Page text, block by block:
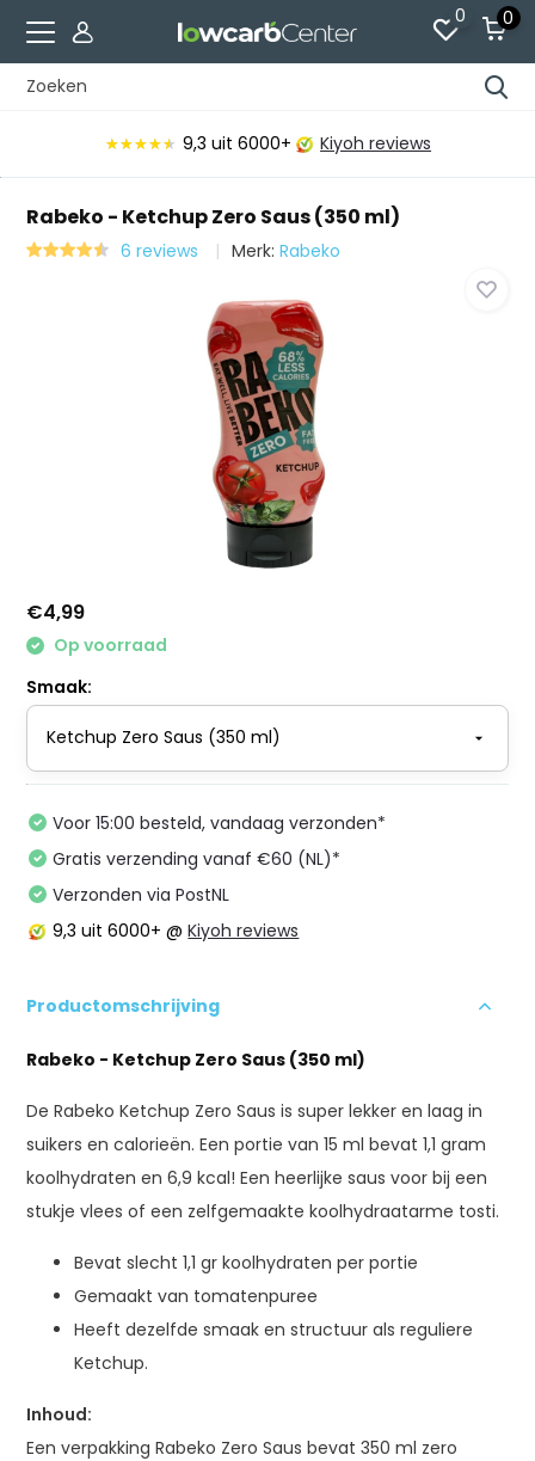
0 0
★★★★★
★★★★★ 9,3 uit 6000+ Kiyoh reviews
Rabeko - Ketchup Zero Saus (350 ml)
6 reviews Merk:Rabeko
€4,99
Op voorraad
Smaak:
Voor 15:00 besteld, vandaag verzonden*
Gratis verzending vanaf €60 (NL)*
Verzonden via PostNL
9,3 uit 6000+ @Kiyoh reviews
Productomschrijving
Rabeko - Ketchup Zero Saus (350 ml)
De Rabeko Ketchup Zero Saus is super lekker en laag in
suikers en calorieën. Een portie van 15 ml bevat 1,1 gram
koolhydraten en 6,9 kcal! Een heerlijke saus voor bij een
stukje vlees of een zelfgemaakte koolhydraatarme tosti.
Bevat slecht 1,1 gr koolhydraten per portie
Gemaakt van tomatenpuree
Heeft dezelfde smaak en structuur als reguliere
Ketchup.
Inhoud:
Een verpakking Rabeko Zero Saus bevat 350 ml zero